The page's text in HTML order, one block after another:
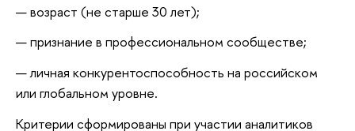
возраст (не старше 30 лет);
признание в профессиональном сообществе;
личная конкурентоспособность на российском
или глобальном уровне.
Критерии сформированы при участии аналитиков